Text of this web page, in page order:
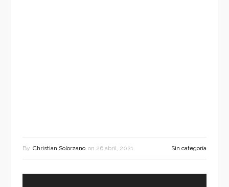
By Christian Solorzano on 26 abril, 2021 Sin categoría